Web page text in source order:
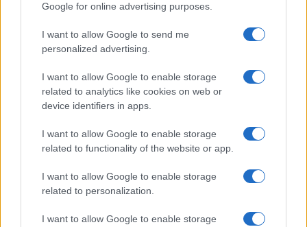
Google for online advertising purposes.
I want to allow Google to send me
personalized advertising.
I want to allow Google to enable storage
related to analytics like cookies on web or
device identifiers in apps.
I want to allow Google to enable storage
related to functionality of the website or app.
I want to allow Google to enable storage
related to personalization.
I want to allow Google to enable storage
Paolo Pinna
Martina Agostina Diturco
I nostri cari